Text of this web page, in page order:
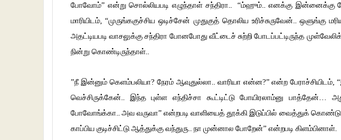
போவோம்” என்று சொல்லியபடி எழுந்தாள் சந்திரா.. “ம்ஹும்.. எனக்கு
மாரியிடம், “முருங்ககுச்சிய ஒடிச்சேன் முதுகுத் தொலிய உரிச்சுருவேன்..
அதட்டியபடி வாசலுக்கு சந்திரா போனபோது வீட்டைச் சுற்றி போடப்பட்டிருந்த
நின்று கொண்டிருந்தாள்..
”நீ இன்னும் கெளம்பலியா? நேரம் ஆவுதுல்லா.. வாரியா என்ன?” என்ற
வெச்சிருக்கேன்.. இந்த புள்ள எந்திச்சா கூட்டிட்டு போயிரலாம்னு பாத்தேன்…
போவோங்க்கா.. அவ வருவா” என்றபடி வாளியைத் தூக்கி இடுப்பில் வைத்துக் கொண்டு
காப்பிய குடிச்சிட்டு ஆத்துக்கு வந்துரு.. நா முன்னால போறேன்” என்றபடி கிளம்பினாள்.